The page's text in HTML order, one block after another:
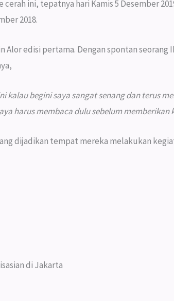
ini, tepatnya hari Kamis 5 Desember
2018.
edisi pertama. Dengan spontan seorang
begini saya sangat senang dan terus
harus membaca dulu sebelum memberikan
dijadikan tempat mereka melakukan
di Jakarta